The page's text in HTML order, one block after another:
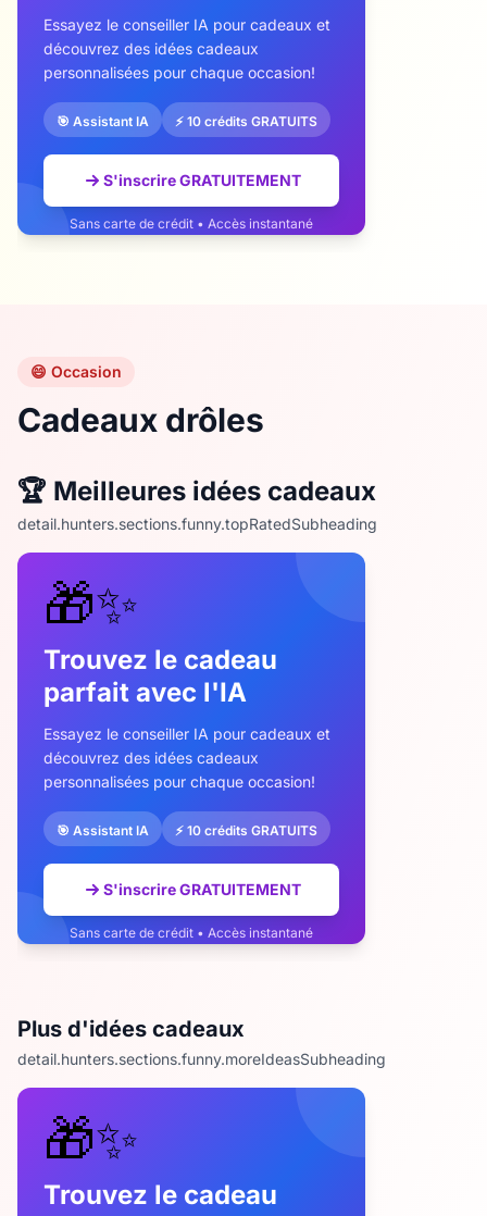
Essayez le conseiller IA pour cadeaux et
découvrez des idées cadeaux
personnalisées pour chaque occasion!
🎯 Assistant IA ⚡ 10 crédits GRATUITS
S'inscrire GRATUITEMENT
Sans carte de crédit • Accès instantané
😄 Occasion
Cadeaux drôles
🏆 Meilleures idées cadeaux
detail.hunters.sections.funny.topRatedSubheading
🎁✨
Trouvez le cadeau
parfait avec l'IA
Essayez le conseiller IA pour cadeaux et
découvrez des idées cadeaux
personnalisées pour chaque occasion!
🎯 Assistant IA ⚡ 10 crédits GRATUITS
S'inscrire GRATUITEMENT
Sans carte de crédit • Accès instantané
Plus d'idées cadeaux
detail.hunters.sections.funny.moreIdeasSubheading
🎁✨
Trouvez le cadeau